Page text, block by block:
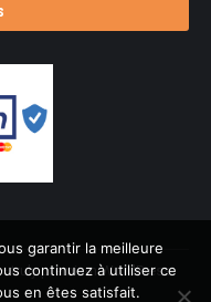
trulypremium WordPress
garantir la meilleure
continuez à utiliser ce
en êtes satisfait.